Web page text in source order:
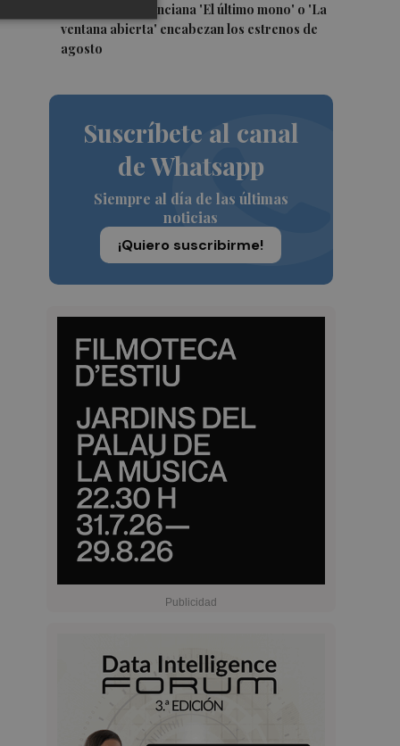
La comedia valenciana 'El último mono' o 'La
ventana abierta' encabezan los estrenos de
agosto
Suscríbete al canal
de Whatsapp
Siempre al día de las últimas
noticias
¡Quiero suscribirme!